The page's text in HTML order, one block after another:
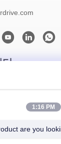
터
얻으려면 뉴스
1:16 PM
are you